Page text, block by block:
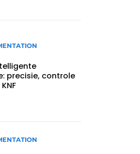
precisie, controle